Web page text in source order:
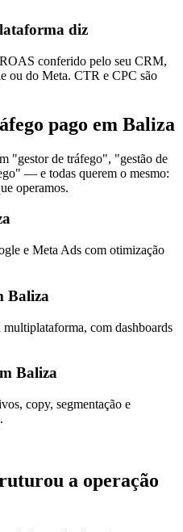
diz
conferido pelo seu CRM,
ou do Meta. CTR e CPC são
pago em Baliza
"gestor de tráfego", "gestão de
— e todas querem o mesmo:
operamos.
e Meta Ads com otimização
Baliza
com dashboards
Baliza
copy, segmentação e
a operação